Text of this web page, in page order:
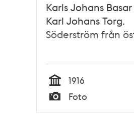
Karls Johans
Karl Johans Torg.
Söderström från
Tid
1916
Typ
Foto